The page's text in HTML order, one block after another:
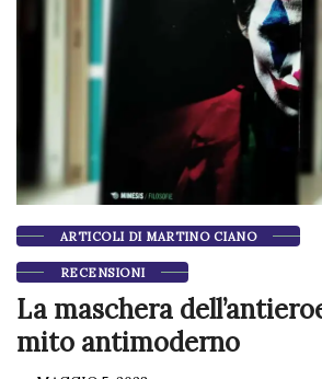
ARTICOLI DI MARTINO CIANO
RECENSIONI
La maschera
mito antimoderno